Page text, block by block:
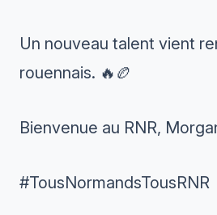
Un nouveau talent vient
rouennais. 🔥🏉
Bienvenue au RNR,
#TousNormandsTousRNR